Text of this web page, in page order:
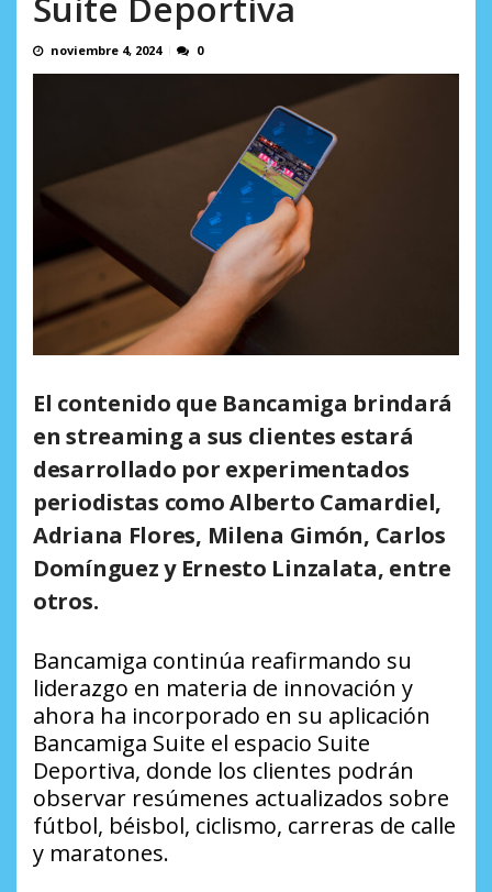
AGOSTO 7, 2026
noviembre 4, 2024 0
El contenido que Bancamiga brindará
en streaming a sus clientes estará
desarrollado por experimentados
periodistas como Alberto Camardiel,
Adriana Flores, Milena Gimón, Carlos
Domínguez y Ernesto Linzalata, entre
otros.
Bancamiga continúa reafirmando su
liderazgo en materia de innovación y
ahora ha incorporado en su aplicación
Bancamiga Suite el espacio Suite
Deportiva, donde los clientes podrán
observar resúmenes actualizados sobre
fútbol, béisbol, ciclismo, carreras de calle
y maratones.